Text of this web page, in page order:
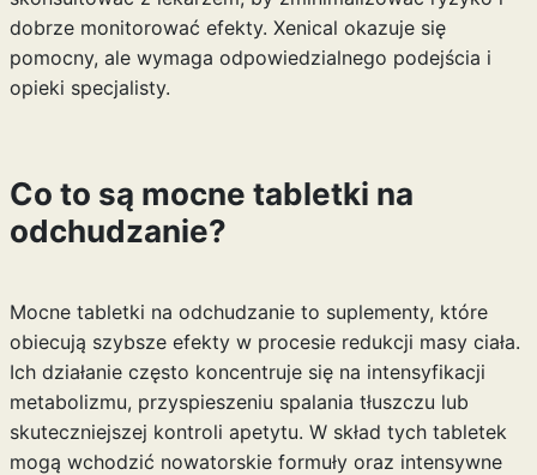
dobrze monitorować efekty. Xenical okazuje się
pomocny, ale wymaga odpowiedzialnego podejścia i
opieki specjalisty.
Co to są mocne tabletki na
odchudzanie?
Mocne tabletki na odchudzanie to suplementy, które
obiecują szybsze efekty w procesie redukcji masy ciała.
Ich działanie często koncentruje się na intensyfikacji
metabolizmu, przyspieszeniu spalania tłuszczu lub
skuteczniejszej kontroli apetytu. W skład tych tabletek
mogą wchodzić nowatorskie formuły oraz intensywne